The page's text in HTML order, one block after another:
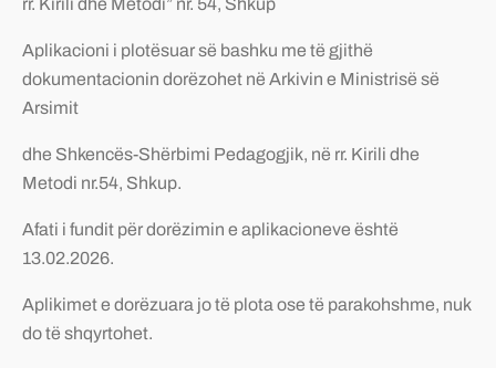
rr. Kirili dhe Metodi” nr. 54, Shkup
Aplikacioni i plotësuar së bashku me të gjithë
dokumentacionin dorëzohet në Arkivin e Ministrisë së
Arsimit
dhe Shkencës-Shërbimi Pedagogjik, në rr. Kirili dhe
Metodi nr.54, Shkup.
Afati i fundit për dorëzimin e aplikacioneve është
13.02.2026.
Aplikimet e dorëzuara jo të plota ose të parakohshme, nuk
do të shqyrtohet.